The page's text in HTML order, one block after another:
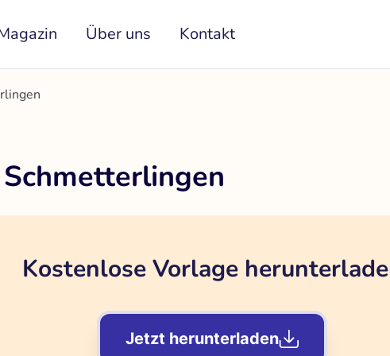
Über uns Kontakt
Kostenlose Vorlage
Jetzt herunterladen